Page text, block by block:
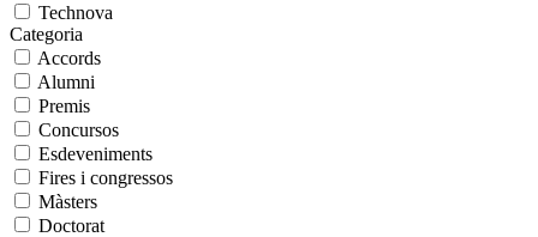
Technova
Categoria
Accords
Alumni
Premis
Concursos
Esdeveniments
Fires i congressos
Màsters
Doctorat